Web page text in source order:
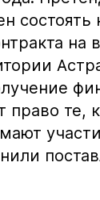
состоять
на
право те,